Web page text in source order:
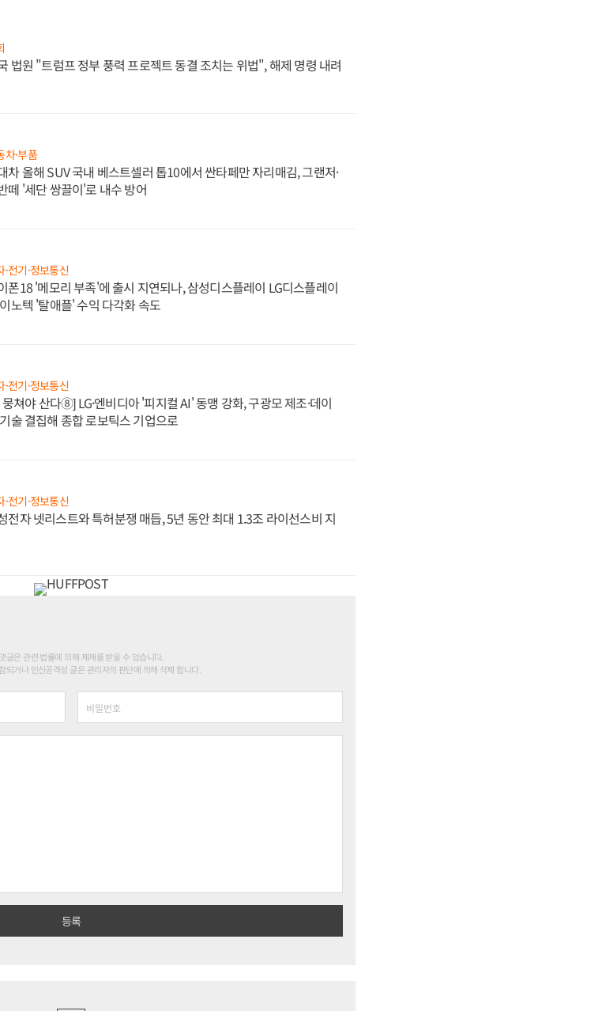
법원 "트럼프 정부 풍력 프로젝트 동결 조치는 위법", 해제 명령 내려
차·부품
차 올해 SUV 국내 베스트셀러 톱10에서 싼타페만 자리매김, 그랜저·
떼 '세단 쌍끌이'로 내수 방어
·전기·정보통신
폰18 '메모리 부족'에 출시 지연되나, 삼성디스플레이 LG디스플레이
노텍 '탈애플' 수익 다각화 속도
·전기·정보통신
쳐야 산다⑧] LG·엔비디아 '피지컬 AI' 동맹 강화, 구광모 제조·데이
술 결집해 종합 로보틱스 기업으로
·전기·정보통신
전자 넷리스트와 특허분쟁 매듭, 5년 동안 최대 1.3조 라이선스비 지
글은 관련 법률에 의해 제재를 받을 수 있습니다.
거나 인신공격성 글은 관리자의 판단에 의해 삭제 합니다.